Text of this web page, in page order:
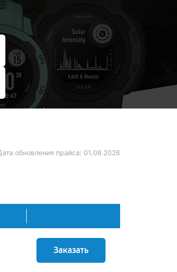
обновления прайса: 01.08.2026
Заказать